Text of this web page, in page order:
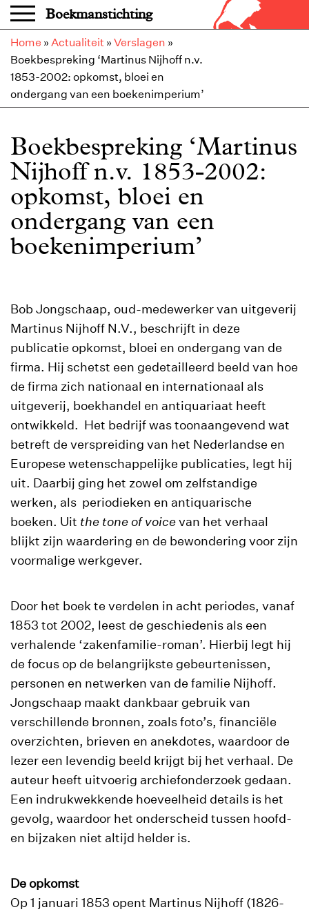
Overslaan en naar de inhoud gaan
Boekmanstichting
Home » Actualiteit » Verslagen »
Boekbespreking ‘Martinus Nijhoff n.v.
1853-2002: opkomst, bloei en
ondergang van een boekenimperium’
Boekbespreking ‘Martinus
Nijhoff n.v. 1853-2002:
opkomst, bloei en
ondergang van een
boekenimperium’
Bob Jongschaap, oud-medewerker van uitgeverij
Martinus Nijhoff N.V., beschrijft in deze
publicatie opkomst, bloei en ondergang van de
firma. Hij schetst een gedetailleerd beeld van hoe
de firma zich nationaal en internationaal als
uitgeverij, boekhandel en antiquariaat heeft
ontwikkeld. Het bedrijf was toonaangevend wat
betreft de verspreiding van het Nederlandse en
Europese wetenschappelijke publicaties, legt hij
uit. Daarbij ging het zowel om zelfstandige
werken, als periodieken en antiquarische
boeken. Uit the tone of voicevan het verhaal
blijkt zijn waardering en de bewondering voor zijn
voormalige werkgever.
Door het boek te verdelen in acht periodes, vanaf
1853 tot 2002, leest de geschiedenis als een
verhalende ‘zakenfamilie-roman’. Hierbij legt hij
de focus op de belangrijkste gebeurtenissen,
personen en netwerken van de familie Nijhoff.
Jongschaap maakt dankbaar gebruik van
verschillende bronnen, zoals foto’s, financiële
overzichten, brieven en anekdotes, waardoor de
lezer een levendig beeld krijgt bij het verhaal. De
auteur heeft uitvoerig archiefonderzoek gedaan.
Een indrukwekkende hoeveelheid details is het
gevolg, waardoor het onderscheid tussen hoofd-
en bijzaken niet altijd helder is.
De opkomst
Op 1 januari 1853 opent Martinus Nijhoff (1826-